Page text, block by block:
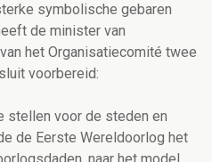
symbolische gebaren
de minister van
het Organisatiecomité twee
voorbereid:
stellen voor de steden en
de Eerste Wereldoorlog het